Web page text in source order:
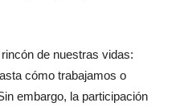
de nuestras vidas:
cómo trabajamos o
embargo, la participación